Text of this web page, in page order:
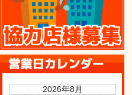
2026年8月